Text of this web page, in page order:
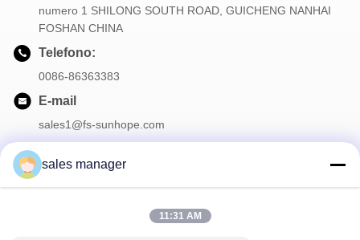
numero 1 SHILONG SOUTH ROAD, GUICHENG NANHAI
FOSHAN CHINA
Telefono:
0086-86363383
E-mail
sales1@fs-sunhope.com
La nostra newsletter
sales manager
11:31 AM